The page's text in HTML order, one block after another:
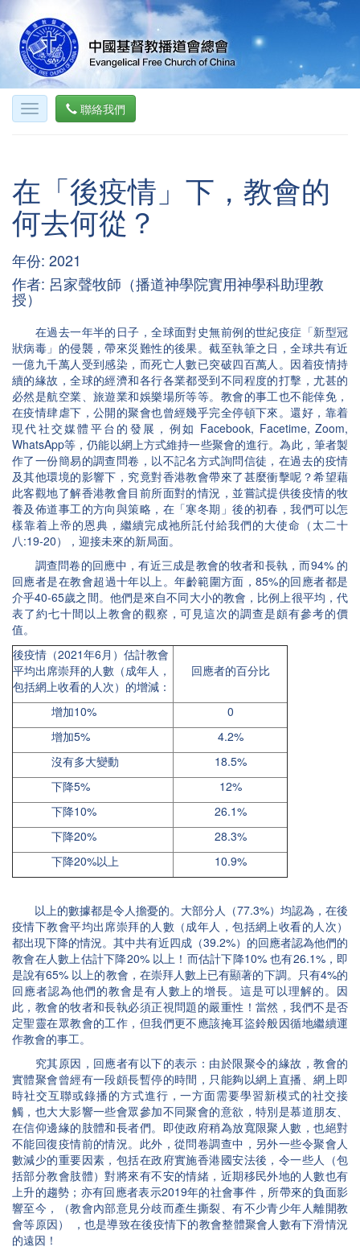
聯絡我們
在「後疫情」下，教會的
何去何從？
年份: 2021
作者: 呂家聲牧師（播道神學院實用神學科助理教
授）
在過去一年半的日子，全球面對史無前例的世紀疫症「新型冠
狀病毒」的侵襲，帶來災難性的後果。截至執筆之日，全球共有近
一億九千萬人受到感染，而死亡人數已突破四百萬人。因着疫情持
續的緣故，全球的經濟和各行各業都受到不同程度的打擊，尤甚的
必然是航空業、旅遊業和娛樂場所等等。教會的事工也不能倖免，
在疫情肆虐下，公開的聚會也曾經幾乎完全停頓下來。還好，靠着
現代社交媒體平台的發展，例如 Facebook, Facetime, Zoom,
WhatsApp等，仍能以網上方式維持一些聚會的進行。為此，筆者製
作了一份簡易的調查問卷，以不記名方式詢問信徒，在過去的疫情
及其他環境的影響下，究竟對香港教會帶來了甚麼衝擊呢？希望藉
此客觀地了解香港教會目前所面對的情況，並嘗試提供後疫情的牧
養及佈道事工的方向與策略，在「寒冬期」後的初春，我們可以怎
樣靠着上帝的恩典，繼續完成祂所託付給我們的大使命（太二十
八:19-20），迎接未來的新局面。
調查問卷的回應中，有近三成是教會的牧者和長執，而94% 的
回應者是在教會超過十年以上。年齡範圍方面，85%的回應者都是
介乎40-65歲之間。他們是來自不同大小的教會，比例上很平均，代
表了約七十間以上教會的觀察，可見這次的調查是頗有參考的價
值。
後疫情（2021年6月）估計教會
平均出席崇拜的人數（成年人，
包括網上收看的人次）的增減：
回應者的百分比
增加10%
0
增加5%
4.2%
沒有多大變動
18.5%
下降5%
12%
下降10%
26.1%
下降20%
28.3%
下降20%以上
10.9%
以上的數據都是令人擔憂的。大部分人（77.3%）均認為，在後
疫情下教會平均出席崇拜的人數（成年人，包括網上收看的人次）
都出現下降的情況。其中共有近四成（39.2%）的回應者認為他們的
教會在人數上估計下降20% 以上！而估計下降10% 也有26.1%，即
是說有65% 以上的教會，在崇拜人數上已有顯著的下調。只有4%的
回應者認為他們的教會是有人數上的增長。這是可以理解的。因
此，教會的牧者和長執必須正視問題的嚴重性！當然，我們不是否
定聖靈在眾教會的工作，但我們更不應該掩耳盜鈴般因循地繼續運
作教會的事工。
究其原因，回應者有以下的表示：由於限聚令的緣故，教會的
實體聚會曾經有一段頗長暫停的時間，只能夠以網上直播、網上即
時社交互聯或錄播的方式進行，一方面需要學習新模式的社交接
觸，也大大影響一些會眾參加不同聚會的意欲，特別是慕道朋友、
在信仰邊緣的肢體和長者們。即使政府稍為放寬限聚人數，也絕對
不能回復疫情前的情況。此外，從問卷調查中，另外一些令聚會人
數減少的重要因素，包括在政府實施香港國安法後，令一些人（包
括部分教會肢體）對將來有不安的情緒，近期移民外地的人數也有
上升的趨勢；亦有回應者表示2019年的社會事件，所帶來的負面影
響至今，（教會內部意見分歧而產生撕裂、有不少青少年人離開教
會等原因） ，也是導致在後疫情下的教會整體聚會人數有下滑情況
的遠因！